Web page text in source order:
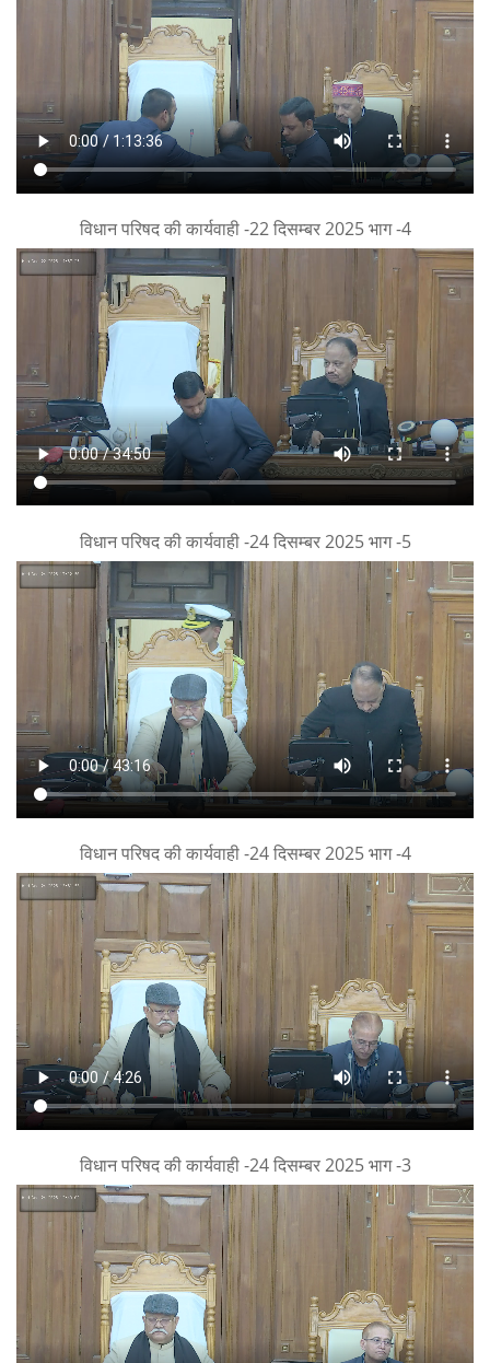
विधान परिषद की कार्यवाही -22 दिसम्बर 2025 भाग -4
विधान परिषद की कार्यवाही -24 दिसम्बर 2025 भाग -5
विधान परिषद की कार्यवाही -24 दिसम्बर 2025 भाग -4
विधान परिषद की कार्यवाही -24 दिसम्बर 2025 भाग -3